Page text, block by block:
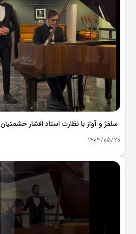
سلفژ و آواز با نظارت استاد افشار حشمتیان
1404/05/20